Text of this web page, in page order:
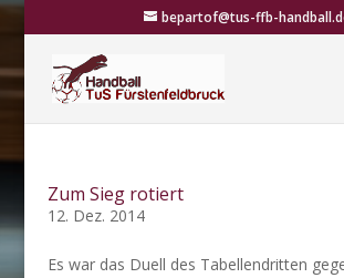
bepartof@tus-ffb-
Zum Sieg rotiert
12. Dez. 2014
Es war das Duell des Tabellendritten